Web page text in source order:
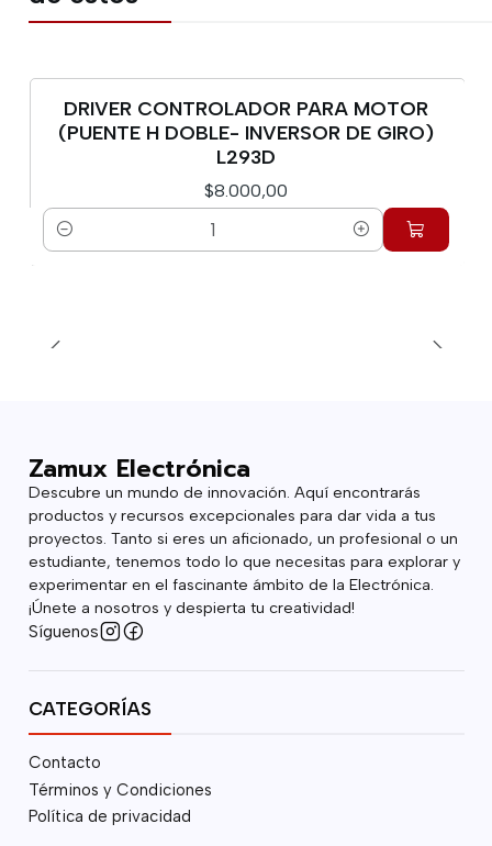
DRIVER CONTROLADOR PARA MOTOR
(PUENTE H DOBLE- INVERSOR DE GIRO)
L293D
$8.000,00
Cantidad
Zamux Electrónica
Descubre un mundo de innovación. Aquí encontrarás
productos y recursos excepcionales para dar vida a tus
proyectos. Tanto si eres un aficionado, un profesional o un
estudiante, tenemos todo lo que necesitas para explorar y
experimentar en el fascinante ámbito de la Electrónica.
¡Únete a nosotros y despierta tu creatividad!
Síguenos
CATEGORÍAS
Contacto
Términos y Condiciones
Política de privacidad